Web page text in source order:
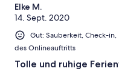
Elke M.
14. Sept. 2020
Gut: Sauberkeit, Check-
des Onlineauftritts
Tolle und ruhige